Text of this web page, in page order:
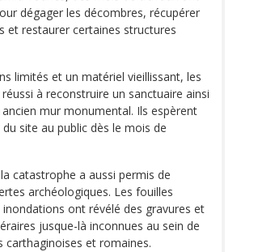
dégager les décombres, récupérer
et restaurer certaines structures
limités et un matériel vieillissant, les
à reconstruire un sanctuaire ainsi
ancien mur monumental. Ils espèrent
du site au public dès le mois de
catastrophe a aussi permis de
archéologiques. Les fouilles
ont révélé des gravures et
jusque-là inconnues au sein de
carthaginoises et romaines.